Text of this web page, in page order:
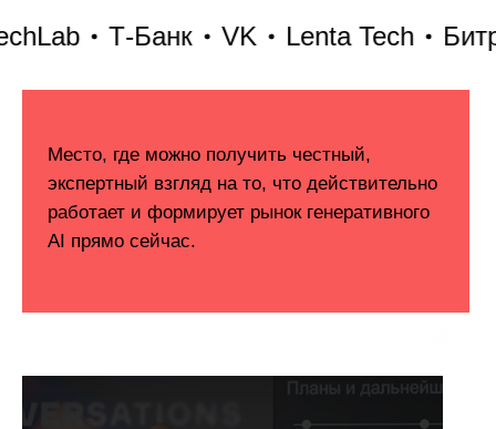
Т-Банк VK Lenta Tech Битрикс24